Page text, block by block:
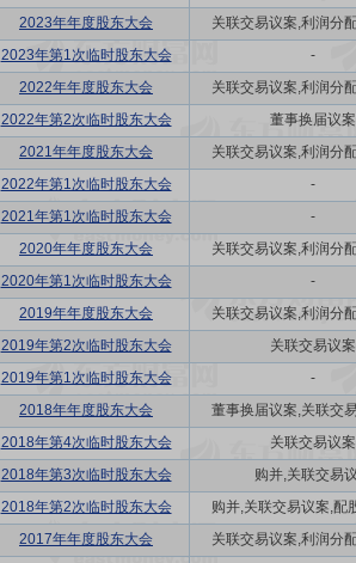
2023年年度股东大会
关联交易议案,利润分
2023年第1次临时股东大会
-
2022年年度股东大会
关联交易议案,利润分
2022年第2次临时股东大会
董事换届议案
2021年年度股东大会
关联交易议案,利润分
2022年第1次临时股东大会
-
2021年第1次临时股东大会
-
2020年年度股东大会
关联交易议案,利润分
2020年第1次临时股东大会
-
2019年年度股东大会
关联交易议案,利润分
2019年第2次临时股东大会
关联交易议案
2019年第1次临时股东大会
-
2018年年度股东大会
董事换届议案,关联交
2018年第4次临时股东大会
关联交易议案
2018年第3次临时股东大会
购并,关联交易
2018年第2次临时股东大会
购并,关联交易议案,配
2017年年度股东大会
关联交易议案,利润分